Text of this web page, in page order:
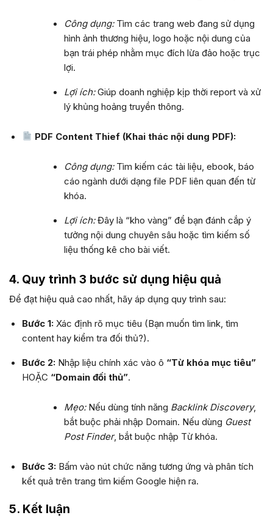
Công dụng:Tìm các trang web đang sử dụng
hình ảnh thương hiệu, logo hoặc nội dung của
bạn trái phép nhằm mục đích lừa đảo hoặc trục
lợi.
Lợi ích:Giúp doanh nghiệp kịp thời report và xử
lý khủng hoảng truyền thông.
PDF Content Thief (Khai thác nội dung PDF):
Công dụng:Tìm kiếm các tài liệu, ebook, báo
cáo ngành dưới dạng file PDF liên quan đến từ
khóa.
Lợi ích:Đây là “kho vàng” để bạn đánh cắp ý
tưởng nội dung chuyên sâu hoặc tìm kiếm số
liệu thống kê cho bài viết.
4. Quy trình 3 bước sử dụng hiệu quả
Để đạt hiệu quả cao nhất, hãy áp dụng quy trình sau:
Bước 1:Xác định rõ mục tiêu (Bạn muốn tìm link, tìm
content hay kiểm tra đối thủ?).
Bước 2:Nhập liệu chính xác vào ô “Từ khóa mục tiêu”
HOẶC “Domain đối thủ”.
Mẹo:Nếu dùng tính năng Backlink Discovery,
bắt buộc phải nhập Domain. Nếu dùng Guest
Post Finder, bắt buộc nhập Từ khóa.
Bước 3:Bấm vào nút chức năng tương ứng và phân tích
kết quả trên trang tìm kiếm Google hiện ra.
5. Kết luận